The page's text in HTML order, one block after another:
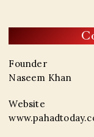
Founder
Naseem Khan
Website